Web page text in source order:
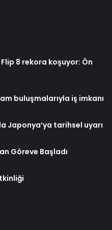
8 rekora koşuyor: Ön
buluşmalarıyla iş imkanı
Japonya’ya tarihsel uyarı
Göreve Başladı